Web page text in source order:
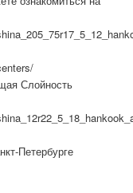
Слойность
Петербурге